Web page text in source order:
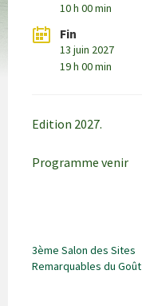
10 h 00 min
Fin
13 juin 2027
19 h 00 min
Edition 2027.
Programme venir
3ème Salon des Sites
Remarquables du Goût